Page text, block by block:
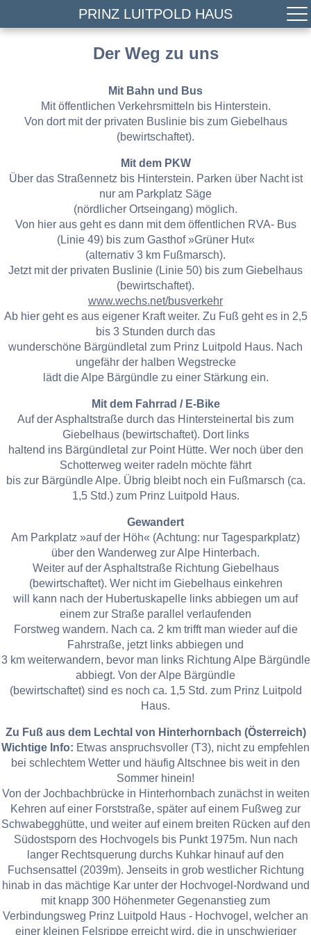
PRINZ LUITPOLD HAUS
Der Weg zu uns
Mit Bahn und Bus
Mit öffentlichen Verkehrsmitteln bis Hinterstein.
Von dort mit der privaten Buslinie bis zum Giebelhaus
(bewirtschaftet).
Mit dem PKW
Über das Straßennetz bis Hinterstein. Parken über Nacht ist
nur am Parkplatz Säge
(nördlicher Ortseingang) möglich.
Von hier aus geht es dann mit dem öffentlichen RVA- Bus
(Linie 49) bis zum Gasthof »Grüner Hut«
(alternativ 3 km Fußmarsch).
Jetzt mit der privaten Buslinie (Linie 50) bis zum Giebelhaus
(bewirtschaftet).
www.wechs.net/busverkehr
Ab hier geht es aus eigener Kraft weiter. Zu Fuß geht es in 2,5
bis 3 Stunden durch das
wunderschöne Bärgündletal zum Prinz Luitpold Haus. Nach
ungefähr der halben Wegstrecke
lädt die Alpe Bärgündle zu einer Stärkung ein.
Mit dem Fahrrad / E-Bike
Auf der Asphaltstraße durch das Hintersteinertal bis zum
Giebelhaus (bewirtschaftet). Dort links
haltend ins Bärgündletal zur Point Hütte. Wer noch über den
Schotterweg weiter radeln möchte fährt
bis zur Bärgündle Alpe. Übrig bleibt noch ein Fußmarsch (ca.
1,5 Std.) zum Prinz Luitpold Haus.
Gewandert
Am Parkplatz »auf der Höh« (Achtung: nur Tagesparkplatz)
über den Wanderweg zur Alpe Hinterbach.
Weiter auf der Asphaltstraße Richtung Giebelhaus
(bewirtschaftet). Wer nicht im Giebelhaus einkehren
will kann nach der Hubertuskapelle links abbiegen um auf
einem zur Straße parallel verlaufenden
Forstweg wandern. Nach ca. 2 km trifft man wieder auf die
Fahrstraße, jetzt links abbiegen und
3 km weiterwandern, bevor man links Richtung Alpe Bärgündle
abbiegt. Von der Alpe Bärgündle
(bewirtschaftet) sind es noch ca. 1,5 Std. zum Prinz Luitpold
Haus.
Zu Fuß aus dem Lechtal von Hinterhornbach (Österreich)
Wichtige Info: Etwas anspruchsvoller (T3), nicht zu empfehlen
bei schlechtem Wetter und häufig Altschnee bis weit in den
Sommer hinein!
Von der Jochbachbrücke in Hinterhornbach zunächst in weiten
Kehren auf einer Forststraße, später auf einem Fußweg zur
Schwabegghütte, und weiter auf einem breiten Rücken auf den
Südostsporn des Hochvogels bis Punkt 1975m. Nun nach
langer Rechtsquerung durchs Kuhkar hinauf auf den
Fuchsensattel (2039m). Jenseits in grob westlicher Richtung
hinab in das mächtige Kar unter der Hochvogel-Nordwand und
mit knapp 300 Höhenmeter Gegenanstieg zum
Verbindungsweg Prinz Luitpold Haus - Hochvogel, welcher an
einer kleinen Felsrippe erreicht wird, die in unschwieriger